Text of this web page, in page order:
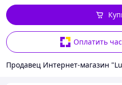
Оплатить
Продавец Интернет-магазин